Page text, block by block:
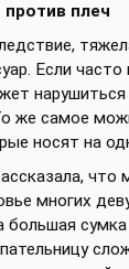
плеч
Если
нарушиться
же самое
носят на
что
многих
большая